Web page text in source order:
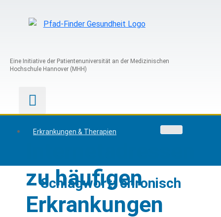
Eine Initiative der Patientenuniversität an der Medizinischen
Hochschule Hannover (MHH)
Erkrankungen & Therapien
zu häufigen
Erkrankungen
content
Schlagwort: chronisch